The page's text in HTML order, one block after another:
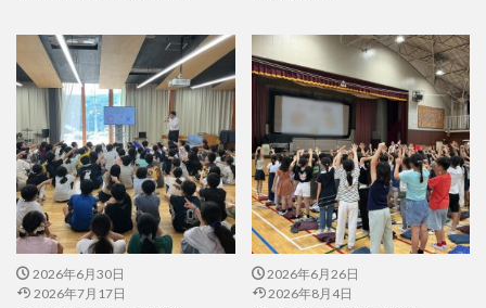
2026年6月30日
2026年7月17日
2026年6月26日
2026年8月4日